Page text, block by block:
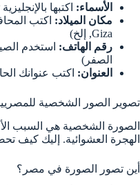
الأسماء: اكتبها
مكان الميلاد:
Giza, إلخ)
رقم الهاتف:
الصفر)
العنوان: اكتب عنوانك
تصوير الصور الشخصية
الصورة الشخصية هي السبب
الهجرة العشوائية. إليك كيف
أين تصور الصورة في مصر؟